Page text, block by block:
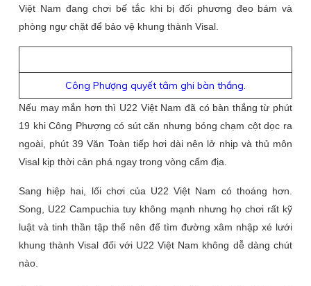
Việt Nam đang chơi bế tắc khi bị đối phương đeo bám và
phòng ngự chặt để bảo vệ khung thành Visal.
Công Phượng quyết tâm ghi bàn thắng.
Nếu may mắn hơn thì U22 Việt Nam đã có bàn thắng từ phút
19 khi Công Phượng có sút căn nhưng bóng chạm cột dọc ra
ngoài, phút 39 Văn Toàn tiếp hơi dài nên lở nhịp và thủ môn
Visal kịp thời cản phá ngay trong vòng cấm địa.
Sang hiệp hai, lối chơi của U22 Việt Nam có thoáng hơn.
Song, U22 Campuchia tuy không mạnh nhưng họ chơi rất kỹ
luật và tinh thần tập thể nên để tìm đường xâm nhập xé lưới
khung thành Visal đối với U22 Việt Nam không dễ dàng chút
nào.